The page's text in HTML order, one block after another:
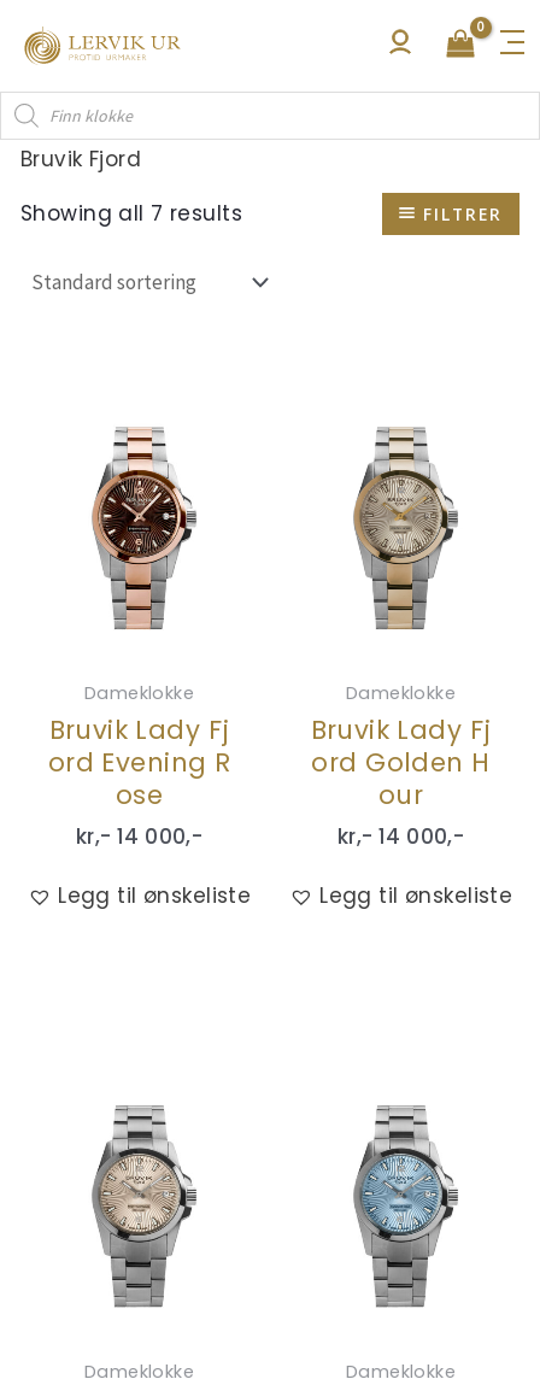
rett
innholdet
Products
search
Bruvik Fjord
Showing all 7 results
FILTRER
Dameklokke
Bruvik Lady Fj
ord Evening R
ose
kr,- 14 000,-
Legg til ønskeliste
Dameklokke
Bruvik Lady Fj
ord Golden H
our
kr,- 14 000,-
Legg til ønskeliste
Dameklokke Dameklokke